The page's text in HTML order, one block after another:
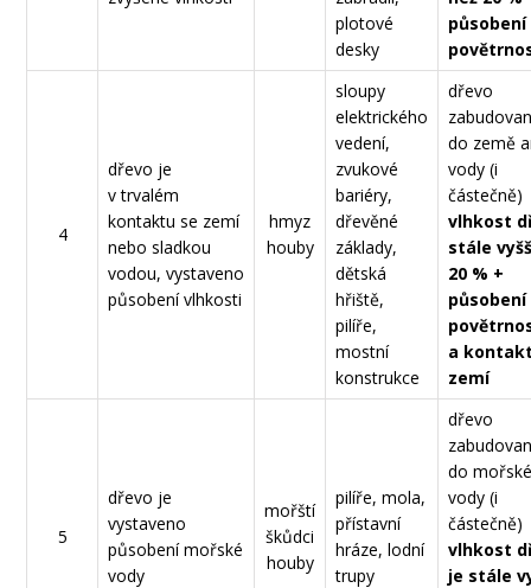
plotové
desky
působení
4
dřevo je
v trvalém
kontaktu se zemí
nebo sladkou
vodou, vystaveno
působení vlhkosti
hmyz
houby
sloupy
elektrického
vedení,
zvukové
bariéry,
dřevěné
základy,
dětská
hřiště,
pilíře,
mostní
konstrukce
dřevo
do země
vody (i
částečně)
vlhkost
stále
20 % +
působení
a
zemí
5
dřevo je
vystaveno
působení mořské
vody
mořští
škůdci
houby
pilíře, mola,
přístavní
hráze, lodní
trupy
dřevo
do
vody (i
částečně)
vlhkost
je stále